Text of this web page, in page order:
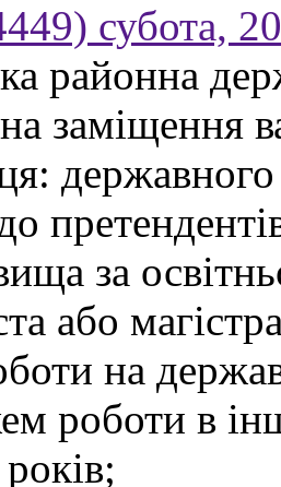
субота,
районна
заміщення
державного
за
або
на
роботи в